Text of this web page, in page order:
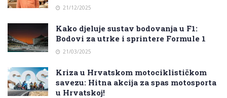
21/12/2025
Kako djeluje sustav bodovanja u F1:
Bodovi za utrke i sprintere Formule 1
21/03/2025
Kriza u Hrvatskom motociklističkom
savezu: Hitna akcija za spas motosporta
u Hrvatskoj!